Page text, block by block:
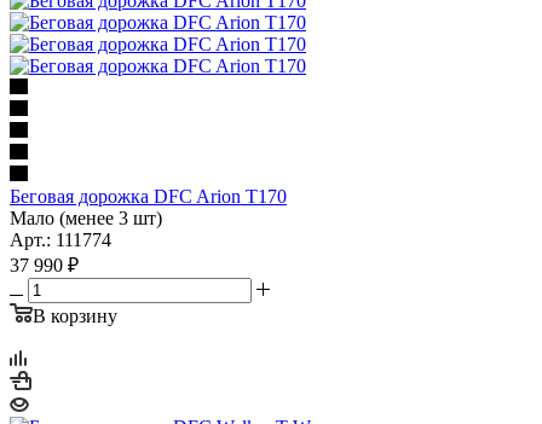
Беговая дорожка DFC Arion T170
Мало (менее 3 шт)
Арт.: 111774
37 990 ₽
В корзину